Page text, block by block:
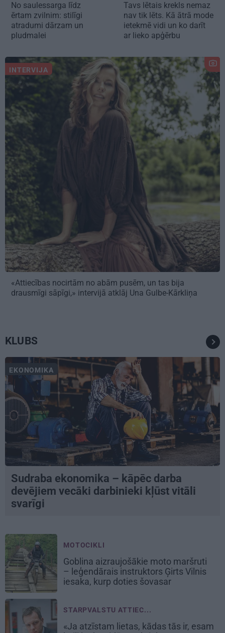
No saulessarga līdz
ērtam zvilnim: stilīgi
atradumi dārzam un
pludmalei
Tavs lētais krekls nemaz
nav tik lēts. Kā ātrā mode
ietekmē vidi un ko darīt
ar lieko apģērbu
INTERVIJA
«Attiecības nocirtām no abām pusēm, un tas bija
drausmīgi sāpīgi,» intervijā atklāj Una Gulbe-Kārkliņa
KLUBS
EKONOMIKA
Sudraba ekonomika – kāpēc darba
devējiem vecāki darbinieki kļūst vitāli
svarīgi
MOTOCIKLI
Goblina aizraujošākie moto maršruti
– leģendārais instruktors Ģirts Vilnis
iesaka, kurp doties šovasar
STARPVALSTU ATTIEC...
«Ja atzīstam lietas, kādas tās ir, esam